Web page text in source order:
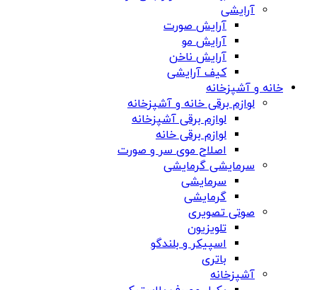
آرایشی
آرایش صورت
آرایش مو
آرایش ناخن
کیف آرایشی
خانه و آشپزخانه
لوازم برقی خانه و آشپزخانه
لوازم برقی آشپزخانه
لوازم برقی خانه
اصلاح موی سر و صورت
سرمایشی گرمایشی
سرمایشی
گرمایشی
صوتی تصویری
تلویزیون
اسپیکر و بلندگو
باتری
آشپزخانه